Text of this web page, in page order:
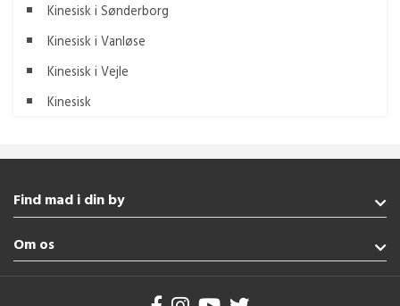
Kinesisk i Sønderborg
Kinesisk i Vanløse
Kinesisk i Vejle
Kinesisk
Find mad i din by
Augustenborg
Esbjerg
Gråsten
Om os
Handelsbetingelser